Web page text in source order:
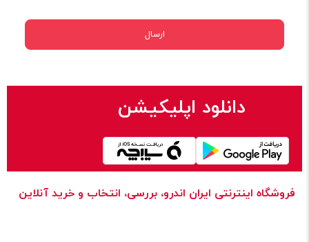
دانلود اپلیکیشن
فروشگاه اینترنتی ایران‌ اندرو، بررسی، انتخاب و خرید آنلاین